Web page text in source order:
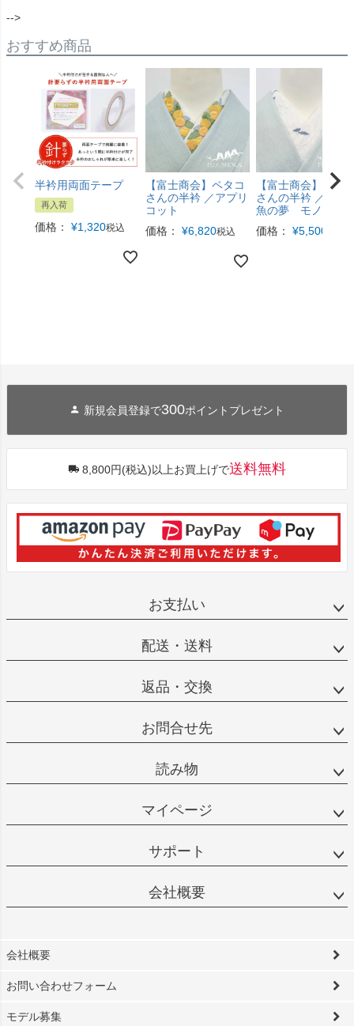
-->
おすすめ商品
半衿用両面テープ
再入荷
価格： ¥1,320税込
【富士商会】ペタコ
さんの半衿 ／アプリ
コット
価格：
¥6,820税込
【富士商会】ペタ
さんの半衿 ／絽
魚の夢 モノトー
価格：
¥5,500
新規会員登録で300ポイントプレゼント
8,800円(税込)以上お買上げで送料無料
お支払い
配送・送料
返品・交換
お問合せ先
読み物
マイページ
サポート
会社概要
会社概要
お問い合わせフォーム
モデル募集